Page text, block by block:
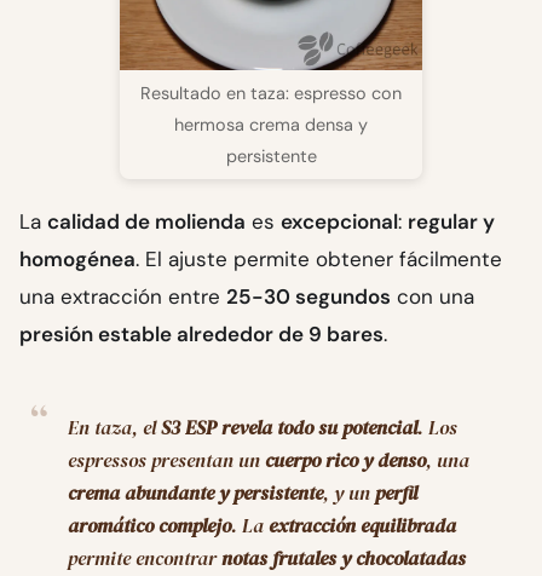
Resultado en taza: espresso con
hermosa crema densa y
persistente
La calidad de molienda es excepcional: regular y
homogénea. El ajuste permite obtener fácilmente
una extracción entre 25-30 segundos con una
presión estable alrededor de 9 bares.
En taza, elS3 ESP revela todo su potencial. Los
espressos presentan uncuerpo rico y denso, una
crema abundante y persistente, y unperfil
aromático complejo. Laextracción equilibrada
permite encontrarnotas frutales y chocolatadas